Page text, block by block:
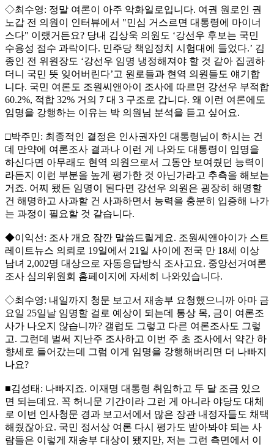
◇최수영: 정말 여론이 아주 악화일로입니다. 여권 원로인 권
노갑 전 의원이 인터뷰에서 "민심 거스르면 대통령에 마이너
스다" 이랬거든요? 당내 김상욱 의원도 ‘강선우 후보는 국민
수용성 점수 과락이다. 민주당 책임정치 시험대에 들었다.’ 김
종인 전 위원장도 ‘강선우 임명 냉정해져야 할 것 같아 집권하
더니 국민 뜻 잊어버린다’고 원로들과 현역 의원들도 얘기합
니다. 국민 여론도 조원씨앤아이 조사에 따르면 강선우 부적합
60.2%, 적합 32% 거의 7 대 3 구조로 갑니다. 왜 이런 여론에도
임명을 강행하는 이유는 박 의원님 분석을 듣고 싶어요.
□박주민: 최종적인 결정은 인사권자인 대통령님이 하시는 건
데 만약에 여론조사 결과나 이런 게 나와도 대통령이 임명을
하신다면 아무래도 현역 의원으로서 그동안 보여줬던 능력이
라든지 이런 부분을 높게 평가한 것 아닌가라고 추측을 해보는
거죠. 어찌 됐든 임명이 된다면 강선우 의원은 굉장히 해명할
건 해명하고 사과할 건 사과하면서 능력을 충분히 입증해 나가
는 과정이 필요할 것 같습니다.
◆이익선: 조사 개요 잠깐 말씀드릴게요. 조원씨앤아이가 스트
레이트뉴스 의뢰로 19일에서 21일 사이에 전국 만 18세 이상
남녀 2,002명 대상으로 자동응답방식 조사고요. 중앙선거여론
조사 심의위원회 홈페이지에 자세히 나와있습니다.
◇최수영: 내일까지 청문 보고서 재송부 요청했으니까 아마 금
요일 25일날 임명할 걸로 예상이 되는데 통상 목, 금이 여론조
사가 나오지 않습니까? 갤럽도 그렇고 다른 여론조사도 그렇
고. 그런데 벌써 지난주 조사하고 이번 주 초 조사에서 약간 하
향세로 들어갔는데 그럼 이게 임명을 강행해버리면 더 나빠지
나요?
■김성태: 나빠지죠. 이재명 대통령 취임하고 두 달 조금 있으
면 되는데요. 꼭 허니문 기간이라 그런 게 아니라 야당도 대체
로 이번 인사청문 경과 보고서에서 많은 장관 내정자들도 채택
해줬잖아요. 국민 정서상 여론 다시 평가도 받아봐야 되는 사
람들은 이렇게 재송부 대상이 됐지만, 저는 그런 측면에서 이